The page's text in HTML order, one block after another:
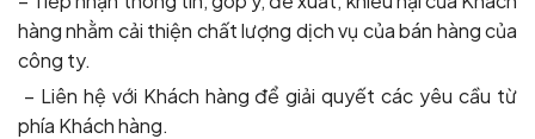
hàng nhằm cải thiện chất lượng dịch vụ của bán hàng của
công ty.
– Liên hệ với Khách hàng để giải quyết các yêu cầu từ
phía Khách hàng.